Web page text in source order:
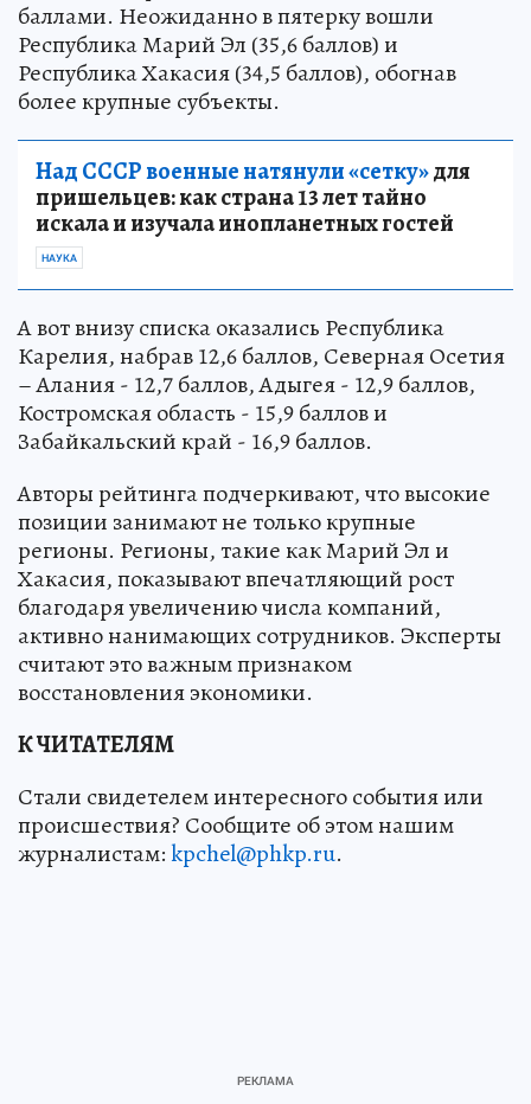
баллами. Неожиданно в пятерку вошли
Республика Марий Эл (35,6 баллов) и
Республика Хакасия (34,5 баллов), обогнав
более крупные субъекты.
Над СССР военные натянули «сетку»для
пришельцев: как страна 13 лет тайно
искала и изучала инопланетных гостей
НАУКА
А вот внизу списка оказались Республика
Карелия, набрав 12,6 баллов, Северная Осетия
– Алания - 12,7 баллов, Адыгея - 12,9 баллов,
Костромская область - 15,9 баллов и
Забайкальский край - 16,9 баллов.
Авторы рейтинга подчеркивают, что высокие
позиции занимают не только крупные
регионы. Регионы, такие как Марий Эл и
Хакасия, показывают впечатляющий рост
благодаря увеличению числа компаний,
активно нанимающих сотрудников. Эксперты
считают это важным признаком
восстановления экономики.
К ЧИТАТЕЛЯМ
Стали свидетелем интересного события или
происшествия? Сообщите об этом нашим
журналистам:kpchel@phkp.ru.